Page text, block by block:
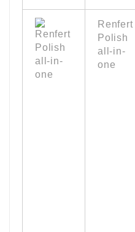
Renfert
Polish
all-in-
one